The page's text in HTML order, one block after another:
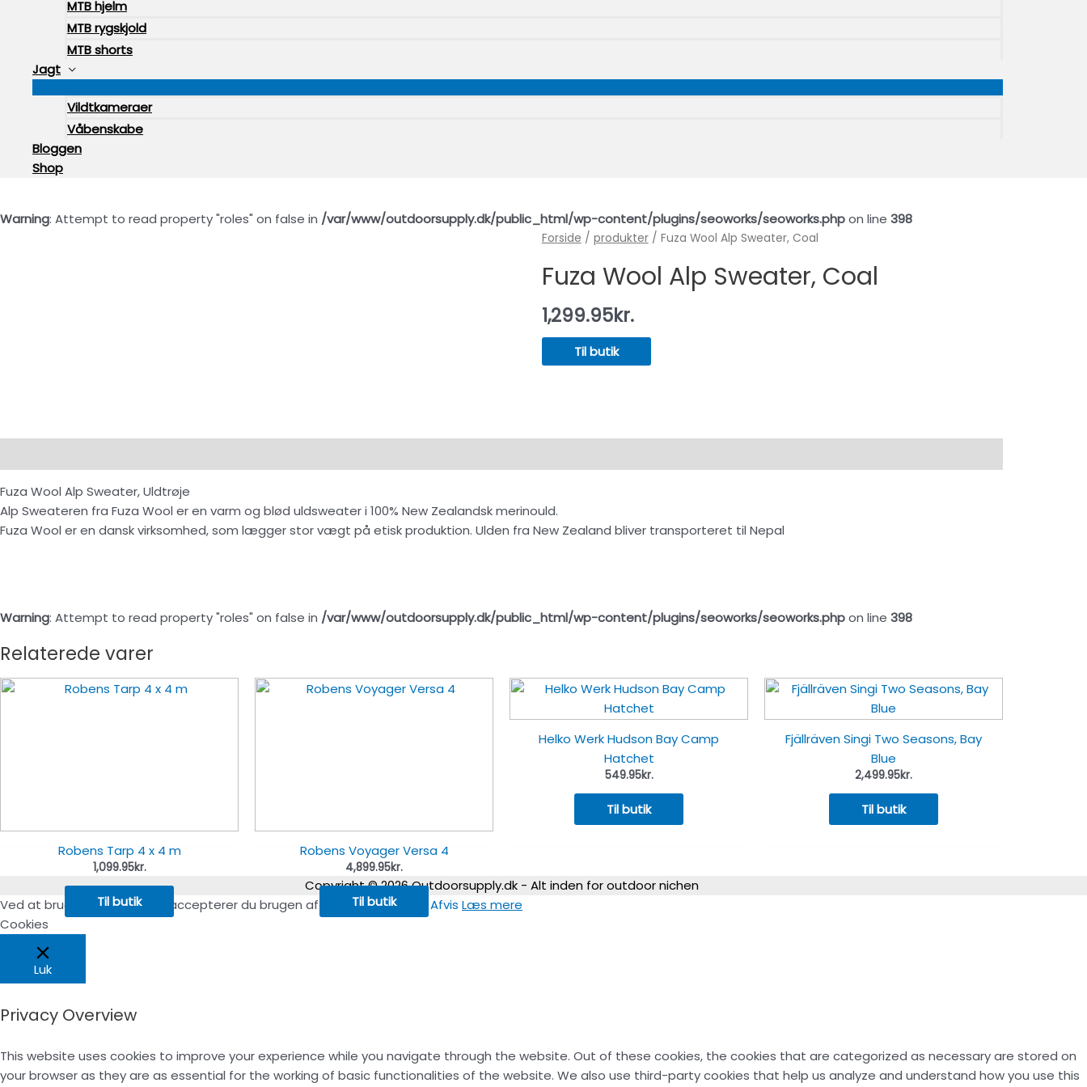
MTB hjelm
MTB rygskjold
MTB shorts
Jagt
Menu
Vildtkameraer
Våbenskabe
Bloggen
Shop
Warning: Attempt to read property "roles" on false in /var/www/outdoorsupply.dk/public_html/wp-content/plugins/seoworks/seoworks.phpon line 398
Forside / produkter/ Fuza Wool Alp Sweater, Coal
Fuza Wool Alp Sweater, Coal
1,299.95kr.
Til butik
Fuza Wool Alp Sweater, Uldtrøje
Alp Sweateren fra Fuza Wool er en varm og blød uldsweater i 100% New Zealandsk merinould.
Fuza Wool er en dansk virksomhed, som lægger stor vægt på etisk produktion. Ulden fra New Zealand bliver transporteret til Nepal
Warning: Attempt to read property "roles" on false in /var/www/outdoorsupply.dk/public_html/wp-content/plugins/seoworks/seoworks.phpon line 398
Relaterede varer
Robens Tarp 4 x 4 m
1,099.95kr.
Til butik
Robens Voyager Versa 4
4,899.95kr.
Til butik
Helko Werk Hudson Bay Camp
Hatchet
549.95kr.
Til butik
Fjällräven Singi Two Seasons, Bay
Blue
2,499.95kr.
Til butik
Copyright © 2026Outdoorsupply.dk - Alt inden for outdoor nichen
Ved at bruge hjemmesiden accepterer du brugen af cookies.Accepter Afvis Læs mere
Cookies
Luk
Privacy Overview
This website uses cookies to improve your experience while you navigate through the website. Out of these cookies, the cookies that are categorized as necessary are stored on
your browser as they are as essential for the working of basic functionalities of the website. We also use third-party cookies that help us analyze and understand how you use this